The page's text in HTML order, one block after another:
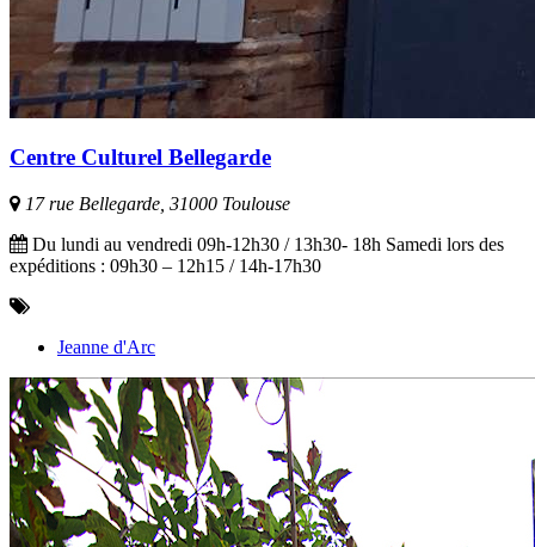
Centre Culturel Bellegarde
17 rue Bellegarde, 31000 Toulouse
Du lundi au vendredi 09h-12h30 / 13h30- 18h Samedi lors des
expéditions : 09h30 – 12h15 / 14h-17h30
Jeanne d'Arc